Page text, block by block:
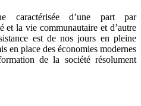
caractérisée d’une part par
et la vie communautaire et d’autre
est de nos jours en pleine
en place des économies modernes
de la société résolument